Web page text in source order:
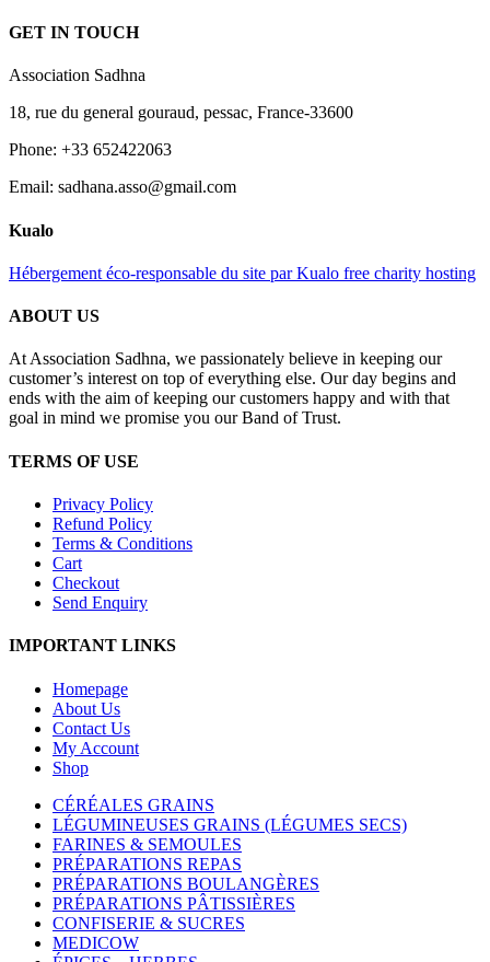
GET IN TOUCH
Association Sadhna
18, rue du general gouraud, pessac, France-33600
Phone: +33 652422063
Email: sadhana.asso@gmail.com
Kualo
Hébergement éco-responsable du site par Kualo free charity hosting
ABOUT US
At Association Sadhna, we passionately believe in keeping our
customer’s interest on top of everything else. Our day begins and
ends with the aim of keeping our customers happy and with that
goal in mind we promise you our Band of Trust.
TERMS OF USE
Privacy Policy
Refund Policy
Terms & Conditions
Cart
Checkout
Send Enquiry
IMPORTANT LINKS
Homepage
About Us
Contact Us
My Account
Shop
CÉRÉALES GRAINS
LÉGUMINEUSES GRAINS (LÉGUMES SECS)
FARINES & SEMOULES
PRÉPARATIONS REPAS
PRÉPARATIONS BOULANGÈRES
PRÉPARATIONS PÂTISSIÈRES
CONFISERIE & SUCRES
MEDICOW